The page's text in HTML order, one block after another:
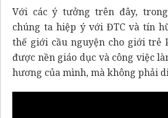
Với các ý tưởng trên đây,
chúng ta hiệp ý với ĐTC và tín
thế giới cầu nguyện cho giới trẻ
được nền giáo dục và công việc
hương của mình, mà không phải